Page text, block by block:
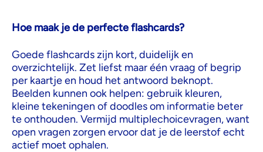
Hoe maak je de perfecte flashcards?
Goede flashcards zijn kort, duidelijk en
overzichtelijk. Zet liefst maar één vraag of begrip
per kaartje en houd het antwoord beknopt.
Beelden kunnen ook helpen: gebruik kleuren,
kleine tekeningen of doodles om informatie beter
te onthouden. Vermijd multiplechoicevragen, want
open vragen zorgen ervoor dat je de leerstof echt
actief moet ophalen.